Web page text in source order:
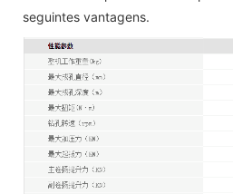
seguintes vantagens.